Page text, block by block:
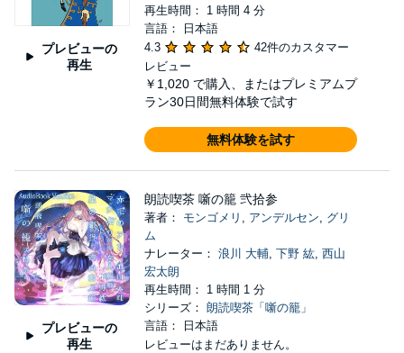
プレビューの
再生
再生時間： 1 時間 4 分
言語： 日本語
4.3
42件のカスタマー
レビュー
￥1,020 で購入、またはプレミアムプ
ラン30日間無料体験で試す
無料体験を試す
プレビューの
再生
朗読喫茶 噺の籠 弐拾参
著者： モンゴメリ アンデルセン
グリ
ム
ナレーター： 浪川 大輔, 下野 紘, 西山
宏太朗
再生時間： 1 時間 1 分
シリーズ： 朗読喫茶「噺の籠」
言語： 日本語
レビューはまだありません。